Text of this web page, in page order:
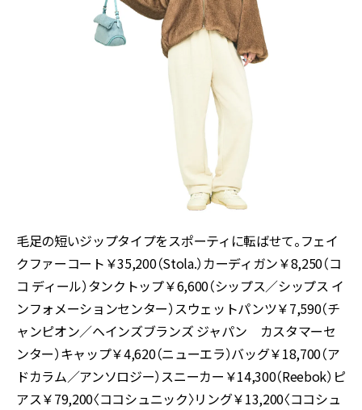
毛足の短いジップタイプをスポーティに転ばせて。フェイ
クファーコート￥35,200（Stola.）カーディガン￥8,250（コ
コ ディール）タンクトップ￥6,600（シップス／シップス イ
ンフォメーションセンター）スウェットパンツ￥7,590（チ
ャンピオン／ヘインズブランズ ジャパン カスタマーセ
ンター）キャップ￥4,620（ニューエラ）バッグ￥18,700（ア
ドカラム／アンソロジー）スニーカー￥14,300（Reebok）ピ
アス￥79,200〈ココシュニック〉リング￥13,200〈ココシュ